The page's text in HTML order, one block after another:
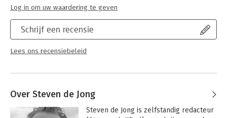
Schrijf een recensie
Lees ons recensiebeleid
Log in om uw waardering te geven
Over Steven de Jong
Steven de Jong is zelfstandig redacteur